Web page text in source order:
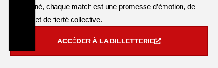
passionné, chaque match est une promesse d’émotion, de
combat et de fierté collective.
ACCÉDER À LA BILLETTERIE